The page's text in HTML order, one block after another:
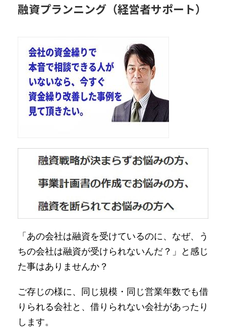
融資プランニング（経営者サポート）
「あの会社は融資を受けているのに、なぜ、う
ちの会社は融資が受けられないんだ？」と感じ
た事はありませんか？
ご存じの様に、同じ規模・同じ営業年数でも借
りられる会社と、借りられない会社があったり
します。